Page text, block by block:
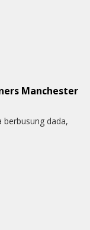
Manchester
berbusung dada,